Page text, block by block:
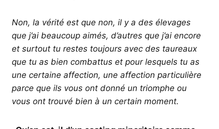
Non, la vérité est que non, il y a des élevages
que j’ai beaucoup aimés, d’autres que j’ai encore
et surtout tu restes toujours avec des taureaux
que tu as bien combattus et pour lesquels tu as
une certaine affection, une affection particulière
parce que ils vous ont donné un triomphe ou
vous ont trouvé bien à un certain moment.